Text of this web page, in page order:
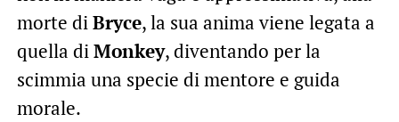
morte diBryce, la sua anima viene legata a
quella diMonkey, diventando per la
scimmia una specie di mentore e guida
morale.